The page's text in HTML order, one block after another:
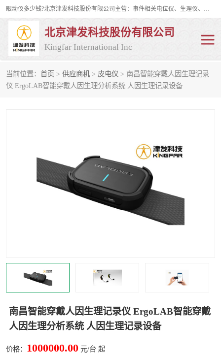
眼动仪多少钱?北京津发科技股份有限公司主营：事件相关电位仪、生理仪、肌电仪、脑电仪、皮电仪、眼动仪；是国家级高新技术企业、科技部认定的科技型中小企业和中关村高新技术企业，具备保密资格，具备自主进出口经营权；自主研发技术、产品与服务荣获多项省部级科学技术奖励、国家发明专利、国家软件著作权和省部级新技术新产品（服务）认证。
北京津发科技股份有限公司
Kingfar International Inc
当前位置： 首页 > 供应商机 > 皮电仪 > 南昌智能穿戴人因生理记录
仪 ErgoLAB智能穿戴人因生理分析系统 人因生理记录设备
南昌智能穿戴人因生理记录仪 ErgoLAB智能穿戴
人因生理分析系统 人因生理记录设备
价格： 1000000.00 元/台 起
皮电仪 脑电仪
行为观察与表情分析 动作捕捉与生物力学
情绪与生理记录 人机交互实验室
神经营销与消费行为实验 车俩与驾驶模拟